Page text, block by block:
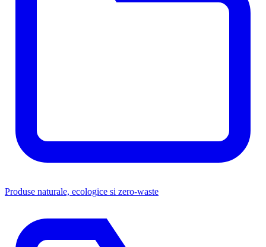
Produse naturale, ecologice si zero-waste